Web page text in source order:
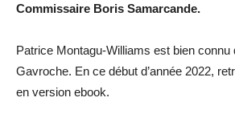
Commissaire Boris Samarcande.
Patrice Montagu-Williams est bien connu
Gavroche. En ce début d’année 2022,
en version ebook.